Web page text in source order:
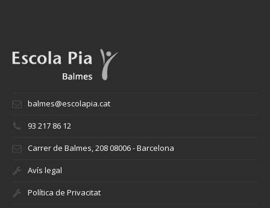
balmes@escolapia.cat
93 217 86 12
Carrer de Balmes, 208 08006 - Barcelona
Avís legal
Política de Privacitat